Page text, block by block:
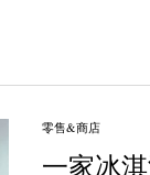
零售&商店
一家冰